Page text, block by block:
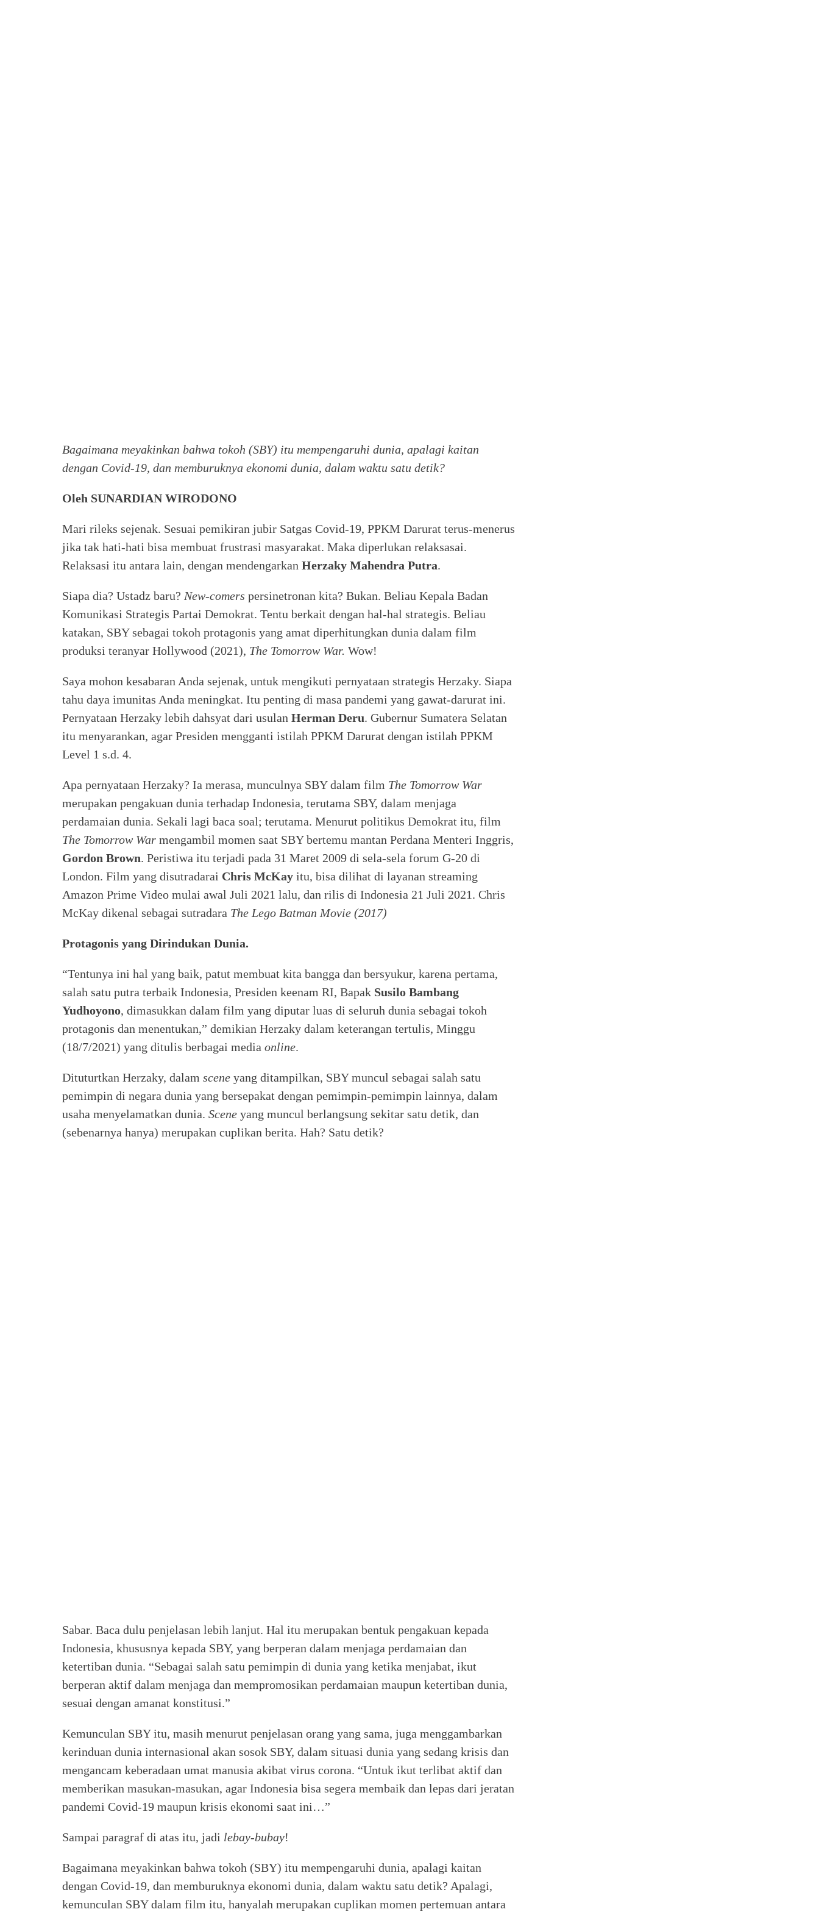
Bagaimana meyakinkan bahwa tokoh (SBY) itu mempengaruhi dunia, apalagi kaitan
dengan Covid-19, dan memburuknya ekonomi dunia, dalam waktu satu detik?
Oleh SUNARDIAN WIRODONO
Mari rileks sejenak. Sesuai pemikiran jubir Satgas Covid-19, PPKM Darurat terus-menerus
jika tak hati-hati bisa membuat frustrasi masyarakat. Maka diperlukan relaksasai.
Relaksasi itu antara lain, dengan mendengarkan Herzaky Mahendra Putra.
Siapa dia? Ustadz baru? New-comers persinetronan kita? Bukan. Beliau Kepala Badan
Komunikasi Strategis Partai Demokrat. Tentu berkait dengan hal-hal strategis. Beliau
katakan, SBY sebagai tokoh protagonis yang amat diperhitungkan dunia dalam film
produksi teranyar Hollywood (2021), The Tomorrow War. Wow!
Saya mohon kesabaran Anda sejenak, untuk mengikuti pernyataan strategis Herzaky. Siapa
tahu daya imunitas Anda meningkat. Itu penting di masa pandemi yang gawat-darurat ini.
Pernyataan Herzaky lebih dahsyat dari usulan Herman Deru. Gubernur Sumatera Selatan
itu menyarankan, agar Presiden mengganti istilah PPKM Darurat dengan istilah PPKM
Level 1 s.d. 4.
Apa pernyataan Herzaky? Ia merasa, munculnya SBY dalam film The Tomorrow War
merupakan pengakuan dunia terhadap Indonesia, terutama SBY, dalam menjaga
perdamaian dunia. Sekali lagi baca soal; terutama. Menurut politikus Demokrat itu, film
The Tomorrow War mengambil momen saat SBY bertemu mantan Perdana Menteri Inggris,
Gordon Brown. Peristiwa itu terjadi pada 31 Maret 2009 di sela-sela forum G-20 di
London. Film yang disutradarai Chris McKay itu, bisa dilihat di layanan streaming
Amazon Prime Video mulai awal Juli 2021 lalu, dan rilis di Indonesia 21 Juli 2021. Chris
McKay dikenal sebagai sutradara The Lego Batman Movie (2017)
Protagonis yang Dirindukan Dunia.
“Tentunya ini hal yang baik, patut membuat kita bangga dan bersyukur, karena pertama,
salah satu putra terbaik Indonesia, Presiden keenam RI, Bapak Susilo Bambang
Yudhoyono, dimasukkan dalam film yang diputar luas di seluruh dunia sebagai tokoh
protagonis dan menentukan,” demikian Herzaky dalam keterangan tertulis, Minggu
(18/7/2021) yang ditulis berbagai media online.
Dituturtkan Herzaky, dalam scene yang ditampilkan, SBY muncul sebagai salah satu
pemimpin di negara dunia yang bersepakat dengan pemimpin-pemimpin lainnya, dalam
usaha menyelamatkan dunia. Scene yang muncul berlangsung sekitar satu detik, dan
(sebenarnya hanya) merupakan cuplikan berita. Hah? Satu detik?
Sabar. Baca dulu penjelasan lebih lanjut. Hal itu merupakan bentuk pengakuan kepada
Indonesia, khususnya kepada SBY, yang berperan dalam menjaga perdamaian dan
ketertiban dunia. “Sebagai salah satu pemimpin di dunia yang ketika menjabat, ikut
berperan aktif dalam menjaga dan mempromosikan perdamaian maupun ketertiban dunia,
sesuai dengan amanat konstitusi.”
Kemunculan SBY itu, masih menurut penjelasan orang yang sama, juga menggambarkan
kerinduan dunia internasional akan sosok SBY, dalam situasi dunia yang sedang krisis dan
mengancam keberadaan umat manusia akibat virus corona. “Untuk ikut terlibat aktif dan
memberikan masukan-masukan, agar Indonesia bisa segera membaik dan lepas dari jeratan
pandemi Covid-19 maupun krisis ekonomi saat ini…”
Sampai paragraf di atas itu, jadi lebay-bubay!
Bagaimana meyakinkan bahwa tokoh (SBY) itu mempengaruhi dunia, apalagi kaitan
dengan Covid-19, dan memburuknya ekonomi dunia, dalam waktu satu detik? Apalagi,
kemunculan SBY dalam film itu, hanyalah merupakan cuplikan momen pertemuan antara